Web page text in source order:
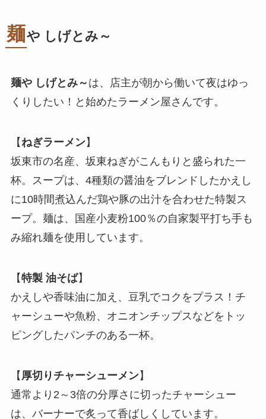
麺や しげとみ～
麺や しげとみ～ は、店主が朝から働いて夜はゆっ
くりしたい！と始めたラーメン屋さんです。
【 ねぎラーメン】
坂東市の名産、坂東ねぎがこんもりと盛られた一
杯。スープは、4種類の醤油をブレンドしたかえし
に10時間煮込んだ鶏や豚の出汁を合わせた特製ス
ープ。麺は、国産小麦粉100％の自家製平打ち手も
み縮れ麺を使用しています。
【特製 油そば】
かえしや香味油に加え、豆乳でコクをプラス！チ
ャーシューや魚粉、オニオンチップスなどをトッ
ピングしたパンチのある一杯。
【 厚切りチャーシューメン】
通常より2～3倍の分厚さに切ったチャーシュー
は、バーナーで炙って香ばしくしています。